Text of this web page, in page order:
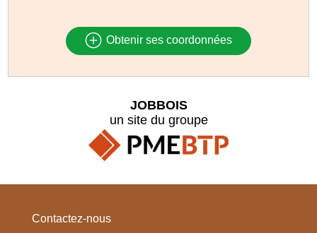
Obtenir ses coordonnées
JOBBOIS
un site du groupe
Contactez-nous